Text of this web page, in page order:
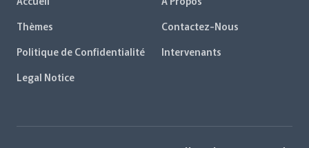
Thèmes
Contactez-Nous
Politique de Confidentialité
Intervenants
Legal Notice